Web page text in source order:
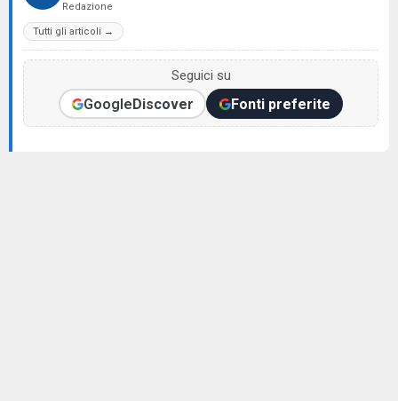
Redazione
Tutti gli articoli →
Seguici su
GoogleDiscover Fonti preferite